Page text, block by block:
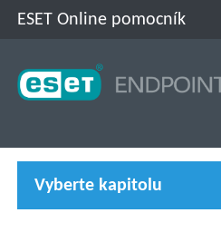
ESET Online pomocník
Vyberte kapitolu